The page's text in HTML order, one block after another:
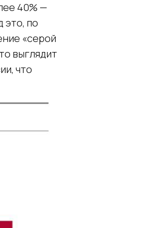
40% —
это, по
«серой
выглядит
что